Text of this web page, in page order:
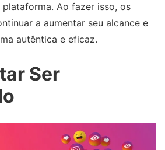
plataforma. Ao fazer isso, os
a aumentar seu alcance e
autêntica e eficaz.
Ser